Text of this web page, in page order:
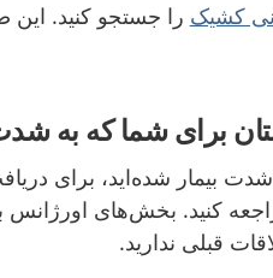
کشیک را جستجو کنید.
برای شما که به
شدت بیمار شده‌اید، برای
کنید. بخش‌های اورژانس
قبلی ندارید.